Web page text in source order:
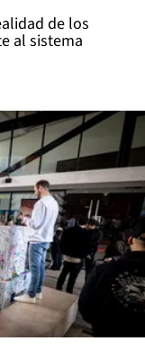
de los
al sistema